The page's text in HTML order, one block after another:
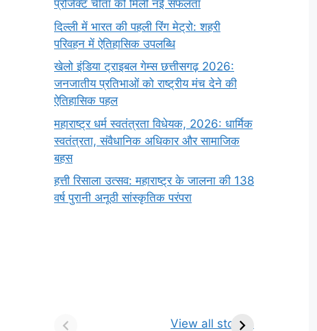
प्रोजेक्ट चीता को मिली नई सफलता
दिल्ली में भारत की पहली रिंग मेट्रो: शहरी
परिवहन में ऐतिहासिक उपलब्धि
खेलो इंडिया ट्राइबल गेम्स छत्तीसगढ़ 2026:
जनजातीय प्रतिभाओं को राष्ट्रीय मंच देने की
ऐतिहासिक पहल
महाराष्ट्र धर्म स्वतंत्रता विधेयक, 2026: धार्मिक
स्वतंत्रता, संवैधानिक अधिकार और सामाजिक
बहस
हत्ती रिसाला उत्सव: महाराष्ट्र के जालना की 138
वर्ष पुरानी अनूठी सांस्कृतिक परंपरा
View all stories
किसे कहते है? परिभाषा,
ज्योतिर्लिंग | नाम, स्थान एवं